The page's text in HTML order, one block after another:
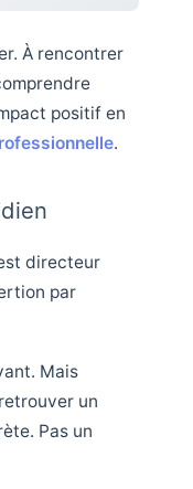
À rencontrer
positif en
.
directeur
par
Mais
un
Pas un